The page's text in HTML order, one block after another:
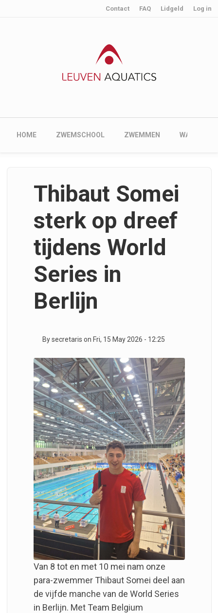
User account menu
Contact FAQ Lidgeld Log in
Main navigation
HOME ZWEMSCHOOL ZWEMMEN
Thibaut Somei
sterk op dreef
tijdens World
Series in
Berlijn
By secretaris on Fri, 15 May 2026 - 12:25
Van 8 tot en met 10 mei nam onze
para-zwemmer Thibaut Somei deel aan
de vijfde manche van de World Series
in Berlijn. Met Team Belgium